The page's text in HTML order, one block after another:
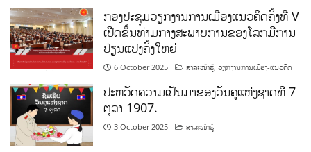
ກອງປະຊຸມວຽກງານການເມືອງແນວຄິດຄັ້ງທີ V
ເປີດຂຶ້ນທ່າມກາງສະພາບການຂອງໂລກມີການ
ປ່ຽນແປງຄັ້ງໃຫຍ່
6 October 2025 ສາລະໜ້າຮູ້,ວຽກງານການເມືອງ-ແນວຄິດ
ປະຫວັດຄວາມເປັນມາຂອງວັນຄູແຫ່ງຊາດທີ 7
ຕຸລາ 1907.
3 October 2025 ສາລະໜ້າຮູ້